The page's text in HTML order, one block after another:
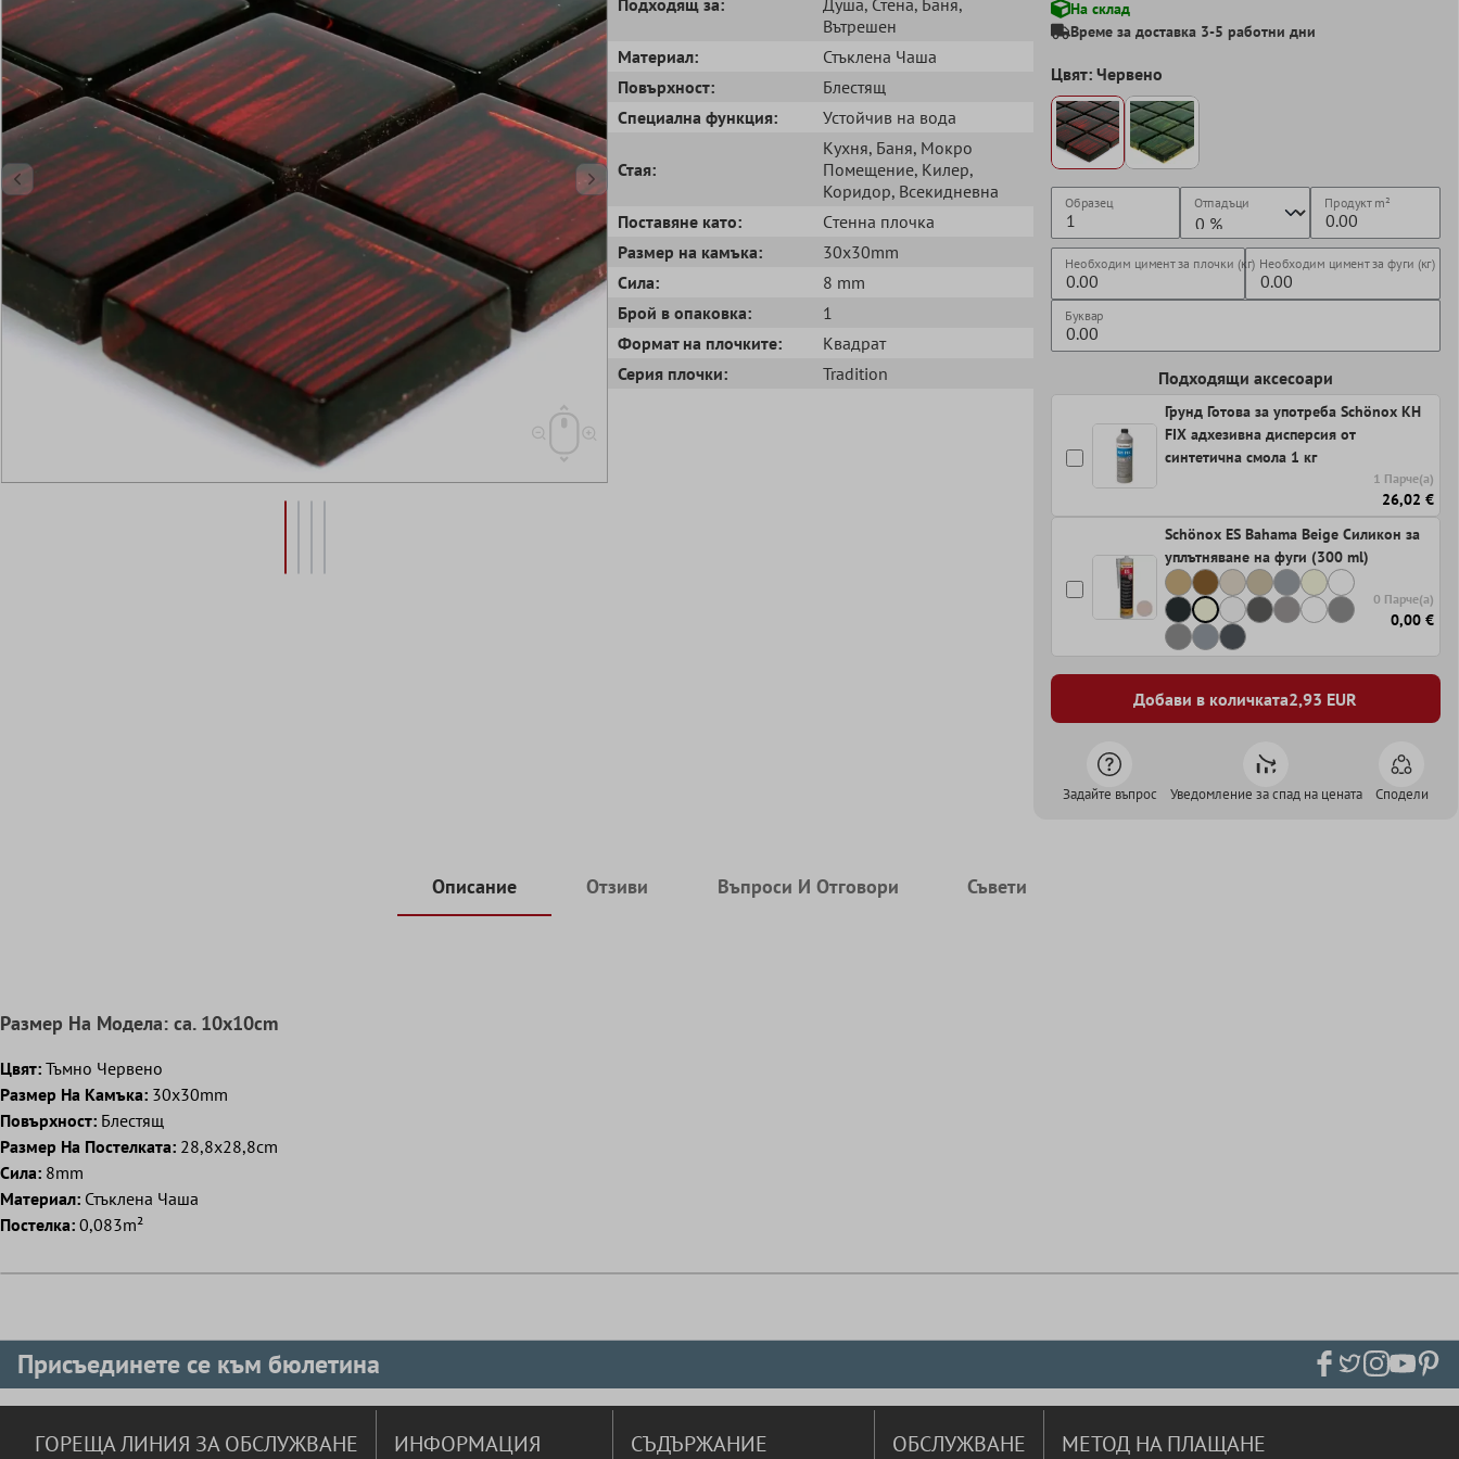
Вътрешен
Mатериал:
Стъклена Чаша
Повърхност:
Блестящ
Специална функция:
Устойчив на вода
Стая:
Кухня, Баня, Мокро
Помещение, Килер,
Коридор, Всекидневна
Поставяне като:
Cтенна плочка
Размер на камъка:
30x30mm
Сила:
8 mm
Брой в опаковка:
1
Формат на плочките:
Квадрат
Серия плочки:
Tradition
На склад
Време за доставка 3-5 работни дни
Цвят: Червено
Образец Отпадъци Продуктm²
Необходим цимент за плочки (кг) Необходим цимент за фуги (кг)
Буквар
Подходящи аксесоари
Грунд Готова за употреба Schönox KH
FIX адхезивна дисперсия от
синтетична смола 1 кг
1 Парче(а)
26,02 €
Schönox ES Bahama Beige Силикон за
уплътняване на фуги (300 ml)
0 Парче(а)
0,00 €
Добави в количката2,93 EUR
Задайте въпрос Уведомление за спад на цената Сподели
Описание Отзиви Въпроси И Отговори Съвети
Pазмер Hа Mодела: ca. 10x10cm
Цвят: Тъмно Червено
Pазмер Hа Kамъка: 30x30mm
Повърхност: Блестящ
Pазмер Hа Постелката: 28,8x28,8cm
Сила: 8mm
Mатериал: Стъклена Чаша
Постелка: 0,083m²
Присъединете се към бюлетина
ГОРЕЩА ЛИНИЯ ЗА ОБСЛУЖВАНЕ ИНФОРМАЦИЯ СЪДЪРЖАНИЕ ОБСЛУЖВАНЕ МЕТОД НА ПЛАЩАНЕ